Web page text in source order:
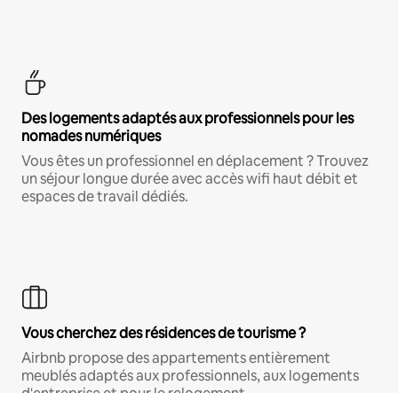
Des logements adaptés aux professionnels pour les
nomades numériques
Vous êtes un professionnel en déplacement ? Trouvez
un séjour longue durée avec accès wifi haut débit et
espaces de travail dédiés.
Vous cherchez des résidences de tourisme ?
Airbnb propose des appartements entièrement
meublés adaptés aux professionnels, aux logements